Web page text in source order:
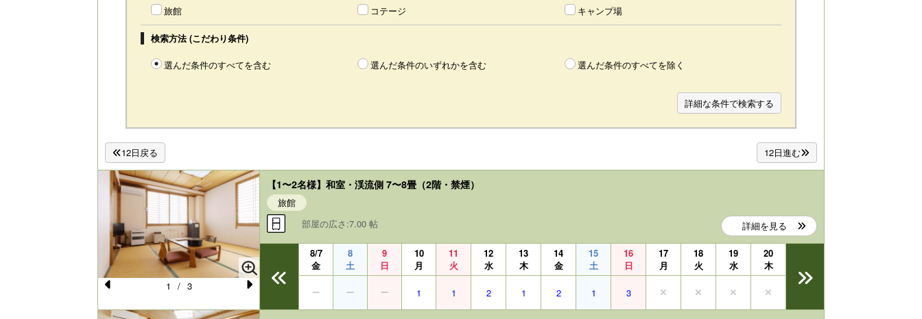
旅館 コテージ キャンプ場
検索方法 (こだわり条件)
選んだ条件のすべてを含む 選んだ条件のいずれかを含む 選んだ条件のすべてを除く
詳細な条件で検索する
12日戻る 12日進む
1 / 3
【1〜2名様】和室・渓流側 7〜8畳（2階・禁煙）
旅館
部屋の広さ:7.00 帖
詳細を見る
8/7
金
8
土
9
日
10
月
11
火
12
水
13
木
14
金
15
土
16
日
17
月
18
火
19
水
20
木
1 1 2 1 2 1 3